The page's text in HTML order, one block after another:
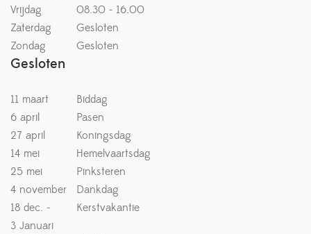
Vrijdag
08.30 - 16.00
Zaterdag
Gesloten
Zondag
Gesloten
Gesloten
11 maart
Biddag
6 april
Pasen
27 april
Koningsdag
14 mei
Hemelvaartsdag
25 mei
Pinksteren
4 november
Dankdag
18 dec. -
Kerstvakantie
3 Januari